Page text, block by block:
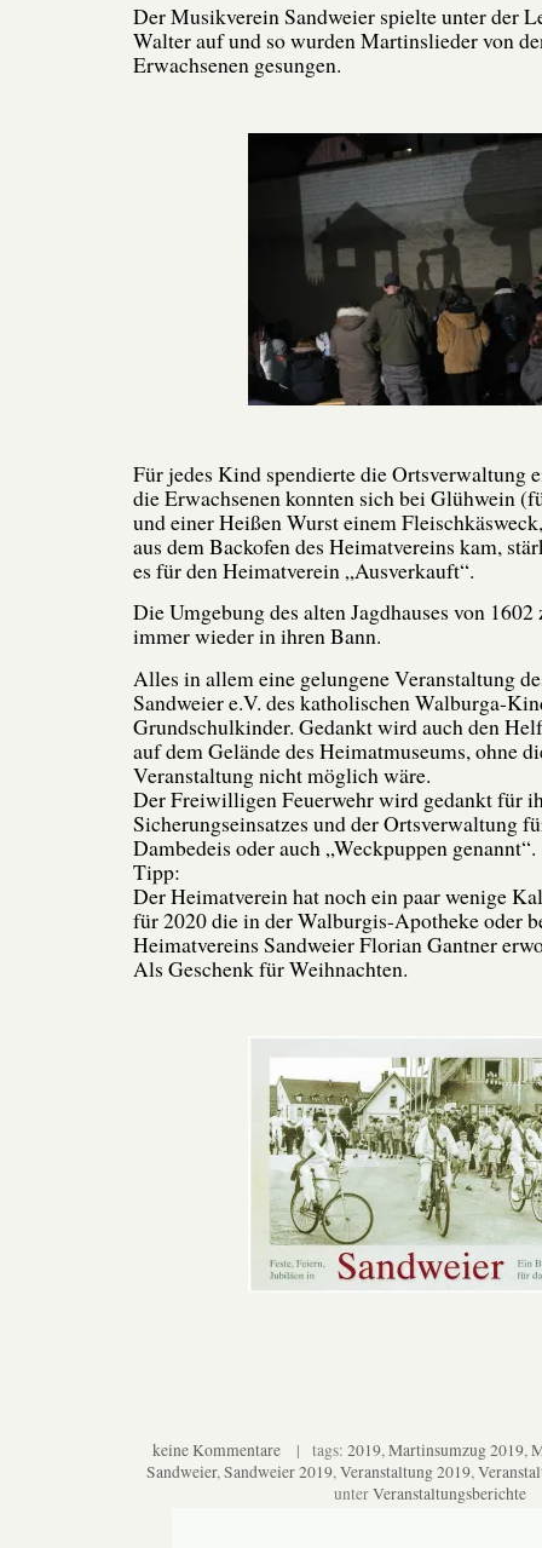
Der Musikverein Sandweier spielte unter der
Walter auf und so wurden Martinslieder von
Erwachsenen gesungen.
Für jedes Kind spendierte die Ortsverwaltung
die Erwachsenen konnten sich bei Glühwein
und einer Heißen Wurst einem
aus dem Backofen des Heimatvereins kam,
es für den Heimatverein „Ausverkauft“.
Die Umgebung des alten Jagdhauses von
immer wieder in ihren Bann.
Alles in allem eine gelungene Veranstaltung
Sandweier e.V. des katholischen Walburga-
Grundschulkinder. Gedankt wird auch den
auf dem Gelände des Heimatmuseums, ohne
Veranstaltung nicht möglich wäre.
Der Freiwilligen Feuerwehr wird gedankt für
Sicherungseinsatzes und der Ortsverwaltung
Dambedeis oder auch „Weckpuppen genannt“.
Tipp:
Der Heimatverein hat noch ein paar wenige
für 2020 die in der Walburgis-Apotheke oder
Heimatvereins Sandweier Florian Gantner
Als Geschenk für Weihnachten.
keine Kommentare | tags: 2019,Martinsumzug 2019,
Sandweier,Sandweier 2019,Veranstaltung 2019,
unterVeranstaltungsberichte